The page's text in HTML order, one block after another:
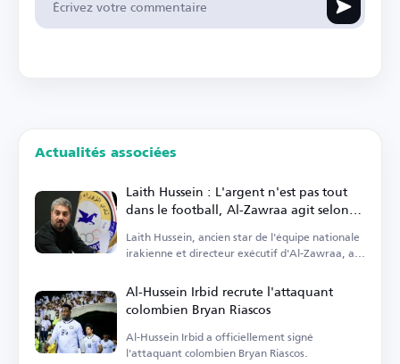
Actualités associées
Laith Hussein : L'argent n'est pas tout
dans le football, Al-Zawraa agit selon
ses moyens
Laith Hussein, ancien star de l'équipe nationale
irakienne et directeur exécutif d'Al-Zawraa, a
Al-Hussein Irbid recrute l'attaquant
colombien Bryan Riascos
Al-Hussein Irbid a officiellement signé
l'attaquant colombien Bryan Riascos.